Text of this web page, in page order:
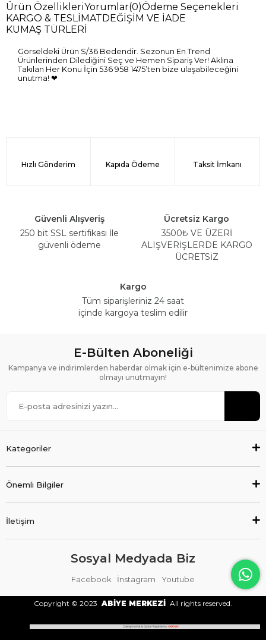
Ürün ÖzellikleriYorumlar(0)Ödeme Seçenekleri
KARGO & TESLİMATDEĞİŞİM VE İADE
KUMAŞ TÜRLERİ
Görseldeki Ürün S/36 Bedendir. Sezonun En Trend
Ürünlerinden Dilediğini Seç ve Hemen Sipariş Ver! Aklına
Takılan Her Konu İçin 536 958 1475’ten bize ulaşabileceğini
unutma! ❤
Hızlı Gönderim Kapıda Ödeme Taksit İmkanı
Güvenli Alışveriş
250 bit SSL sertifikası İle
güvenli ödeme
Ücretsiz Kargo
3500₺ VE ÜZERİ
ALIŞVERİŞLERDE KARGO
ÜCRETSİZ
Kargo
Tüm siparişleriniz 24 saat
içinde kargoya teslim edilir
E-Bülten Aboneliği
Kampanya ve indirimlerden haberdar olmak için e-bültenimize abone
olmayı unutmayın!
Kategoriler
Önemli Bilgiler
İletişim
Sosyal Medyada Biz
Facebook İnstagram Youtube
Copyright © 2023 ABİYE MERKEZİ All rights reserved.